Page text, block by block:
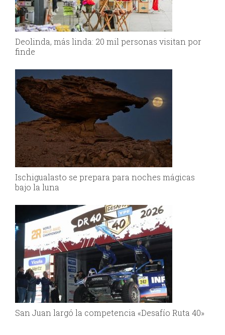
Deolinda, más linda: 20 mil personas visitan por
finde
Ischigualasto se prepara para noches mágicas
bajo la luna
San Juan largó la competencia «Desafío Ruta 40»